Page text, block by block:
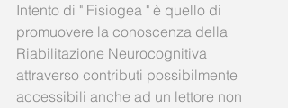
Intento di " Fisiogea " è quello di
promuovere la conoscenza della
Riabilitazione Neurocognitiva
attraverso contributi possibilmente
accessibili anche ad un lettore non